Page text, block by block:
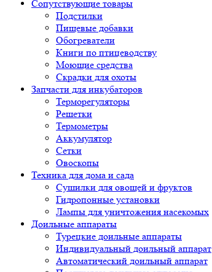
Сопутствующие товары
Подстилки
Пищевые добавки
Обогреватели
Книги по птицеводству
Моющие средства
Скрадки для охоты
Запчасти для инкубаторов
Терморегуляторы
Решетки
Термометры
Аккумулятор
Сетки
Овоскопы
Техника для дома и сада
Сушилки для овощей и фруктов
Гидропонные установки
Лампы для уничтожения насекомых
Доильные аппараты
Турецкие доильные аппараты
Индивидуальный доильный аппарат
Автоматический доильный аппарат